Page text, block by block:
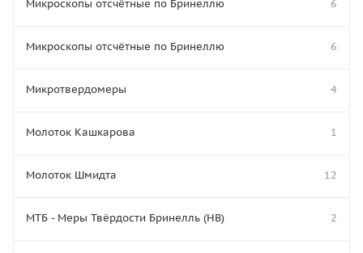
Микроскопы отсчётные по Бринеллю 6
Микроскопы отсчётные по Бринеллю 6
Микротвердомеры 4
Молоток Кашкарова 1
Молоток Шмидта 12
МТБ - Меры Твёрдости Бринелль (HB) 2